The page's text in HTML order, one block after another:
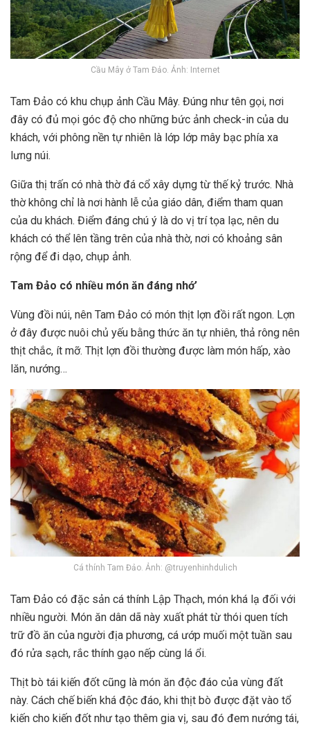
Cầu Mây ở Tam Đảo. Ảnh: Internet
Tam Đảo có khu chụp ảnh Cầu Mây. Đúng như tên gọi, nơi
đây có đủ mọi góc độ cho những bức ảnh check-in của du
khách, với phông nền tự nhiên là lớp lớp mây bạc phía xa
lưng núi.
Giữa thị trấn có nhà thờ đá cổ xây dựng từ thế kỷ trước. Nhà
thờ không chỉ là nơi hành lễ của giáo dân, điểm tham quan
của du khách. Điểm đáng chú ý là do vị trí tọa lạc, nên du
khách có thể lên tầng trên của nhà thờ, nơi có khoảng sân
rộng để đi dạo, chụp ảnh.
Tam Đảo có nhiều món ăn đáng nhớ’
Vùng đồi núi, nên Tam Đảo có món thịt lợn đồi rất ngon. Lợn
ở đây được nuôi chủ yếu bằng thức ăn tự nhiên, thả rông nên
thịt chắc, ít mỡ. Thịt lợn đồi thường được làm món hấp, xào
lăn, nướng…
Cá thính Tam Đảo. Ảnh: @truyenhinhdulich
Tam Đảo có đặc sản cá thính Lập Thạch, món khá lạ đối với
nhiều người. Món ăn dân dã này xuất phát từ thói quen tích
trữ đồ ăn của người địa phương, cá ướp muối một tuần sau
đó rửa sạch, rắc thính gạo nếp cùng lá ổi.
Thịt bò tái kiến đốt cũng là món ăn độc đáo của vùng đất
này. Cách chế biến khá độc đáo, khi thịt bò được đặt vào tổ
kiến cho kiến đốt như tạo thêm gia vị, sau đó đem nướng tái,